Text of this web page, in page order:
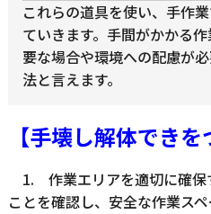
これらの道具を使い、手作
ていきます。手間がかかる
要な場合や環境への配慮が
法と言えます。
【手壊し解体できを
1. 作業エリアを適切に確保
ことを確認し、安全な作業スペ